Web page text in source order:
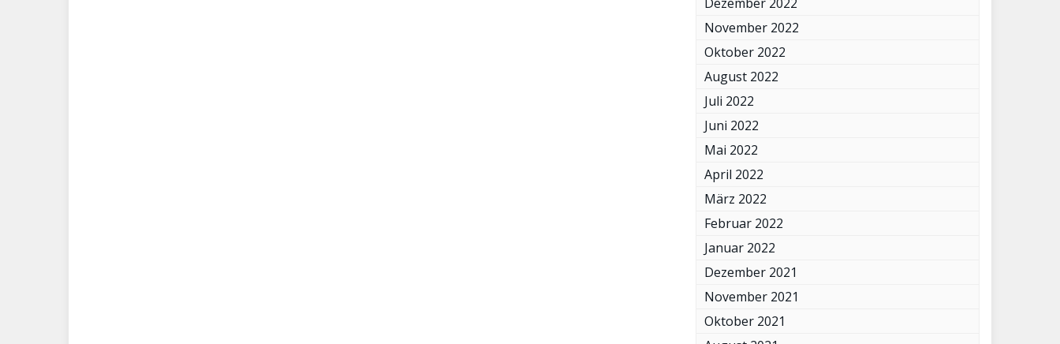
November 2022
Oktober 2022
August 2022
Juli 2022
Juni 2022
Mai 2022
April 2022
März 2022
Februar 2022
Januar 2022
Dezember 2021
November 2021
Oktober 2021